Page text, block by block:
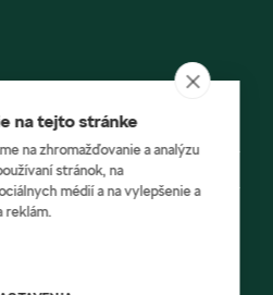
na tejto stránke
na zhromažďovanie a analýzu
stránok, na
médií a na vylepšenie a
reklám.